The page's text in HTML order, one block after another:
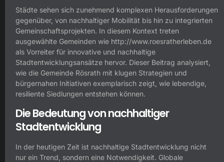
Städte sehen sich zunehmend komplexen Herausforderungen
gegenüber, von nachhaltiger Mobilität bis hin zu integrierten
Gemeinschaftsprojekten. In diesem Kontext treten
ausgewählte Gemeinden wie http://www.roesratherleben.de
als Vorreiter für innovative und nachhaltige
Stadtentwicklungsansätze hervor. Dieser Beitrag analysiert,
wie die Gemeinde Rösrath mit klugen Strategien und
bürgernahen Initiativen exemplarisch zeigt, wie lebendige,
resiliente Siedlungen entstehen können.
Die Bedeutung von nachhaltiger
Stadtentwicklung
In der heutigen Zeit ist nachhaltige Stadtentwicklung nicht
nur ein Trend, sondern eine Notwendigkeit. Globale